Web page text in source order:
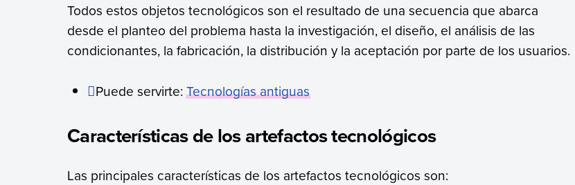
Todos estos objetos tecnológicos son el resultado de una secuencia que abarca
desde el planteo del problema hasta la investigación, el diseño, el análisis de las
condicionantes, la fabricación, la distribución y la aceptación por parte de los usuarios.
Puede servirte:Tecnologías antiguas
Características de los artefactos tecnológicos
Las principales características de los artefactos tecnológicos son: